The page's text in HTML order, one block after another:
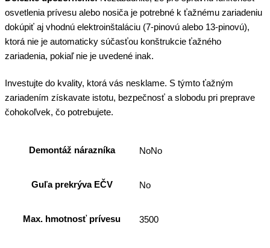
osvetlenia prívesu alebo nosiča je potrebné k ťažnému zariadeniu
dokúpiť aj vhodnú elektroinštaláciu (7-pinovú alebo 13-pinovú),
ktorá nie je automaticky súčasťou konštrukcie ťažného
zariadenia, pokiaľ nie je uvedené inak.
Investujte do kvality, ktorá vás nesklame. S týmto ťažným
zariadením získavate istotu, bezpečnosť a slobodu pri preprave
čohokoľvek, čo potrebujete.
Demontáž nárazníka NoNo
Guľa prekrýva EČV No
Max. hmotnosť prívesu 3500